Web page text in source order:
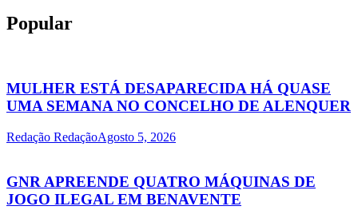
Popular
MULHER ESTÁ DESAPARECIDA HÁ QUASE
UMA SEMANA NO CONCELHO DE ALENQUER
Redação RedaçãoAgosto 5, 2026
GNR APREENDE QUATRO MÁQUINAS DE
JOGO ILEGAL EM BENAVENTE